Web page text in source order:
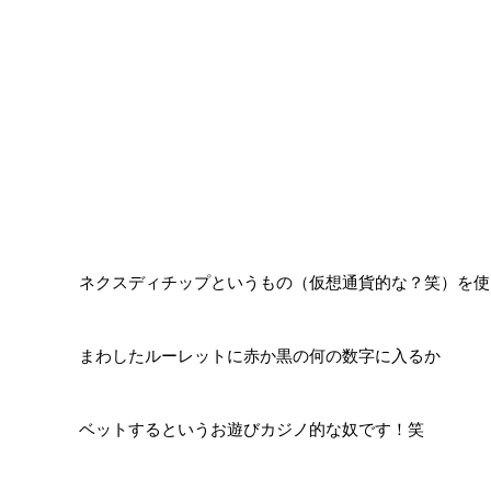
ネクスディチップというもの（仮想通貨的な？笑）を
まわしたルーレットに赤か黒の何の数字に入るか
ベットするというお遊びカジノ的な奴です！笑